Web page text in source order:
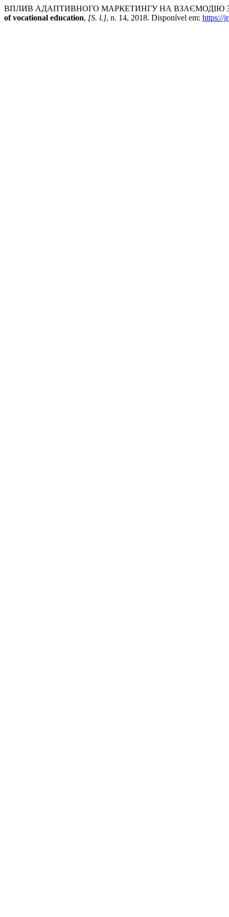
ВПЛИВ АДАПТИВНОГО МАРКЕТИНГУ НА ВЗАЄМОДІЮ
of vocational education, [S. l.], n. 14, 2018. Disponível em: https://